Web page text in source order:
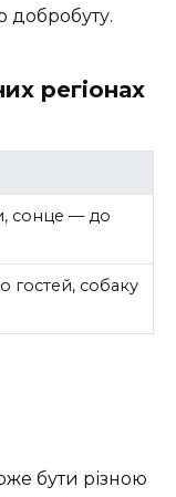
добробуту.
регіонах
сонце — до
гостей, собаку
бути різною